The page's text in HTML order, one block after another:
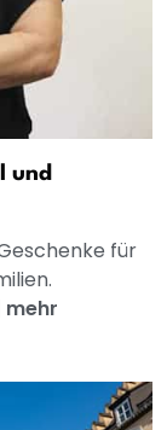
und
für
mehr